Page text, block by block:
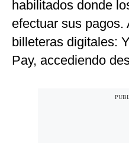
habilitados donde
efectuar sus pagos.
billeteras digitales:
Pay, accediendo